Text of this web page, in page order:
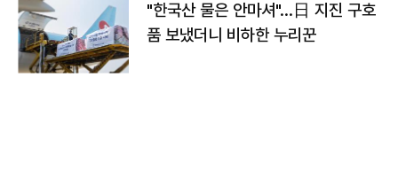
"한국산 물은 안마셔"…日 지진 구호
품 보냈더니 비하한 누리꾼